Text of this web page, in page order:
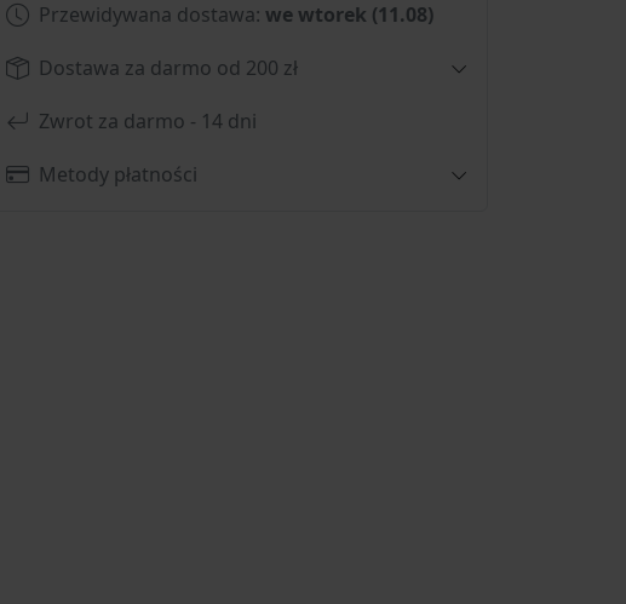
Przewidywana dostawa: we wtorek (11.08)
Dostawa za darmo od 200 zł
Zwrot za darmo - 14 dni
Metody płatności